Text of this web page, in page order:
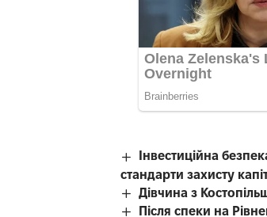
Інвестиційна
стандарти захисту
Дівчина з
Після спеки на